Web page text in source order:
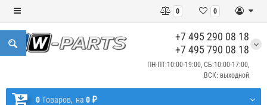
0
0
+7 495 290 08 18
+7 495 790 08 18
ПН-ПТ:10:00-19:00, СБ:10:00-17:00,
ВСК: выходной
0Tоваров, на 0 ₽